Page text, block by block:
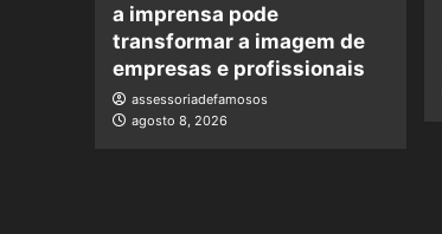
a imprensa pode
transformar a imagem de
empresas e profissionais
assessoriadefamosos
agosto 8, 2026